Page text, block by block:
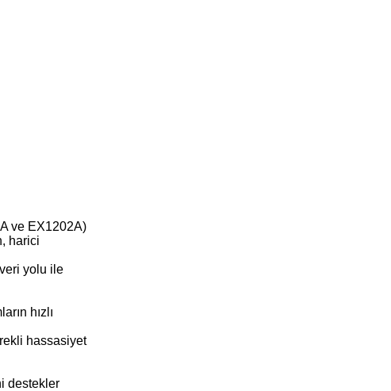
ve EX1202A)
harici
yolu ile
hızlı
hassasiyet
destekler